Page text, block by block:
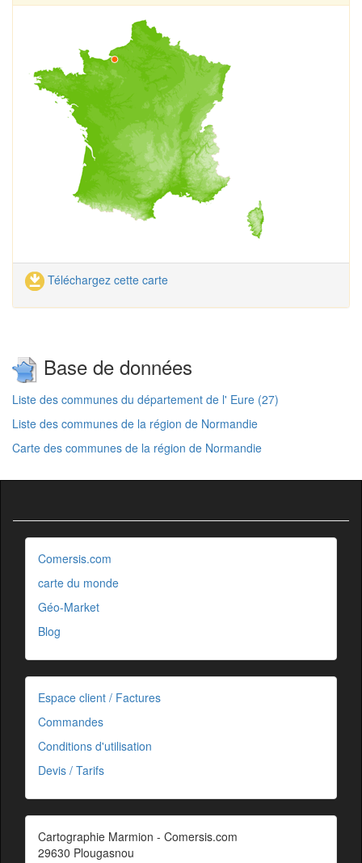
Téléchargez cette carte
Base de données
Liste des communes du département de l' Eure (27)
Liste des communes de la région de Normandie
Carte des communes de la région de Normandie
Comersis.com
carte du monde
Géo-Market
Blog
Espace client / Factures
Commandes
Conditions d'utilisation
Devis / Tarifs
Cartographie Marmion - Comersis.com
29630 Plougasnou